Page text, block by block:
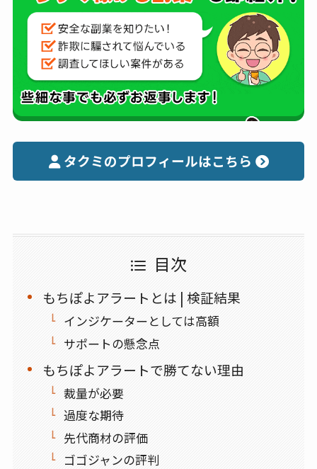
タクミのプロフィールはこちら
目次
もちぽよアラートとは | 検証結果
インジケーターとしては高額
サポートの懸念点
もちぽよアラートで勝てない理由
裁量が必要
過度な期待
先代商材の評価
ゴゴジャンの評判